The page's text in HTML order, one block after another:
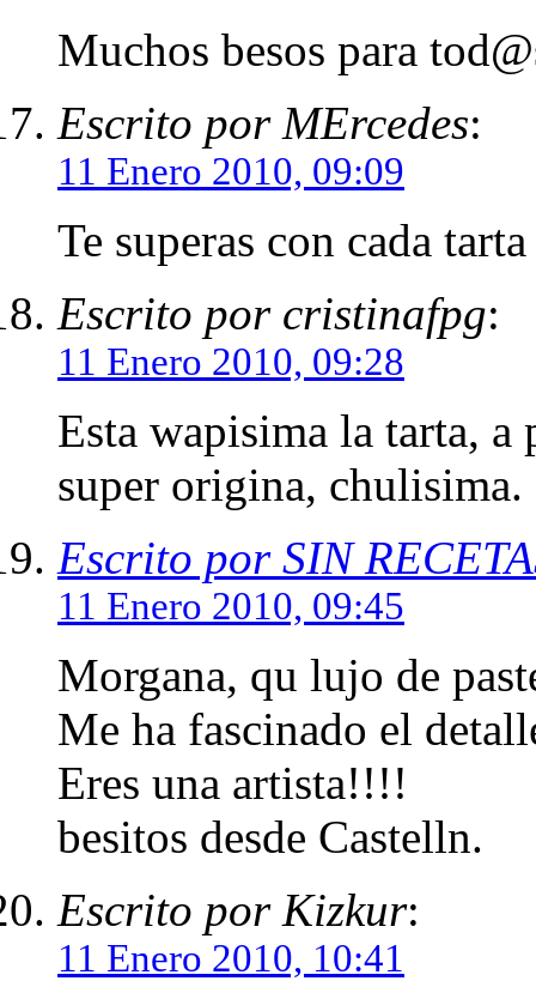
Muchos besos para
Escrito por MErcedes:
11 Enero 2010, 09:09
Te superas con cada
Escrito por cristinafpg:
11 Enero 2010, 09:28
Esta wapisima la tarta, a
super origina, chulisima.
Escrito por SIN
11 Enero 2010, 09:45
Morgana, qu lujo de
Me ha fascinado el
Eres una artista!!!!
besitos desde Castelln.
Escrito por Kizkur:
11 Enero 2010, 10:41